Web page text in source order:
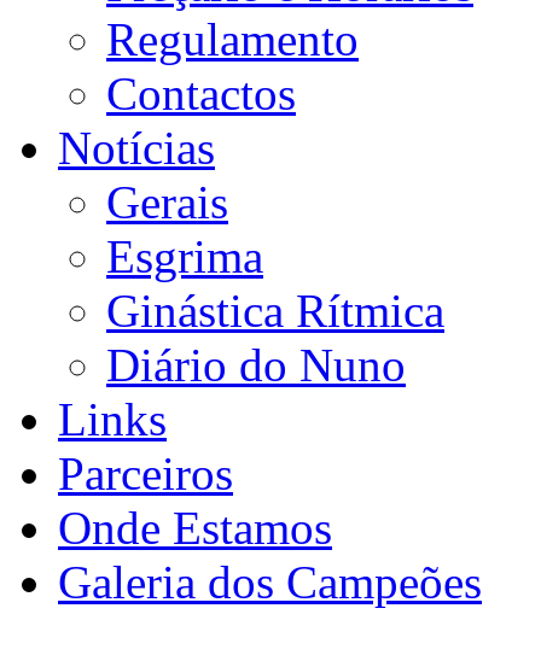
Regulamento
Contactos
Notícias
Gerais
Esgrima
Ginástica Rítmica
Diário do Nuno
Links
Parceiros
Onde Estamos
Galeria dos Campeões